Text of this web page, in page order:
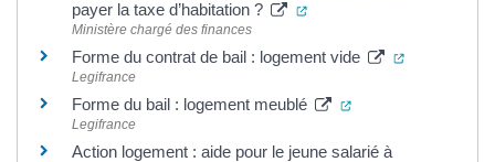
payer la taxe d’habitation ?
(ouverture dans un
Ministère chargé des finances
Forme du contrat de bail : logement vide (ouverture
Legifrance
Forme du bail : logement meublé (ouverture dans un
Legifrance
Action logement : aide pour le jeune salarié à